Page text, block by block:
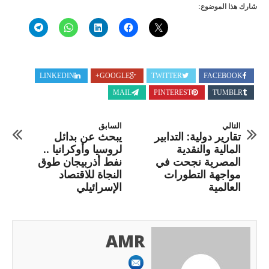
شارك هذا الموضوع:
FACEBOOK
TWITTER
GOOGLE+
LINKEDIN
TUMBLR
PINTEREST
MAIL
السابق
يبحث عن بدائل
لروسيا وأوكرانيا ..
نفط أذربيجان طوق
النجاة للاقتصاد
الإسرائيلي
التالي
تقارير دولية: التدابير
المالية والنقدية
المصرية نجحت في
مواجهة التطورات
العالمية
AMR